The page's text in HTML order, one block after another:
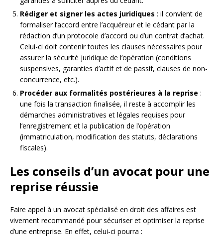
Rédiger et signer les actes juridiques : il convient de
formaliser l’accord entre l’acquéreur et le cédant par la
rédaction d’un protocole d’accord ou d’un contrat d’achat.
Celui-ci doit contenir toutes les clauses nécessaires pour
assurer la sécurité juridique de l’opération (conditions
suspensives, garanties d’actif et de passif, clauses de non-
concurrence, etc.).
Procéder aux formalités postérieures à la reprise :
une fois la transaction finalisée, il reste à accomplir les
démarches administratives et légales requises pour
l’enregistrement et la publication de l’opération
(immatriculation, modification des statuts, déclarations
fiscales).
Les conseils d’un avocat pour une
reprise réussie
Faire appel à un avocat spécialisé en droit des affaires est
vivement recommandé pour sécuriser et optimiser la reprise
d’une entreprise. En effet, celui-ci pourra :